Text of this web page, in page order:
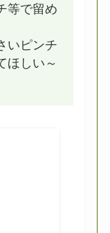
等で留め
いピンチ
ほしい～